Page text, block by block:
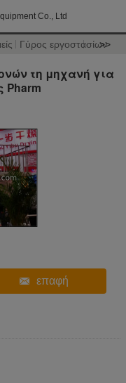
Co., Ltd
Γύρος εργοστασίων
>>
τη μηχανή για
Pharm
επαφή